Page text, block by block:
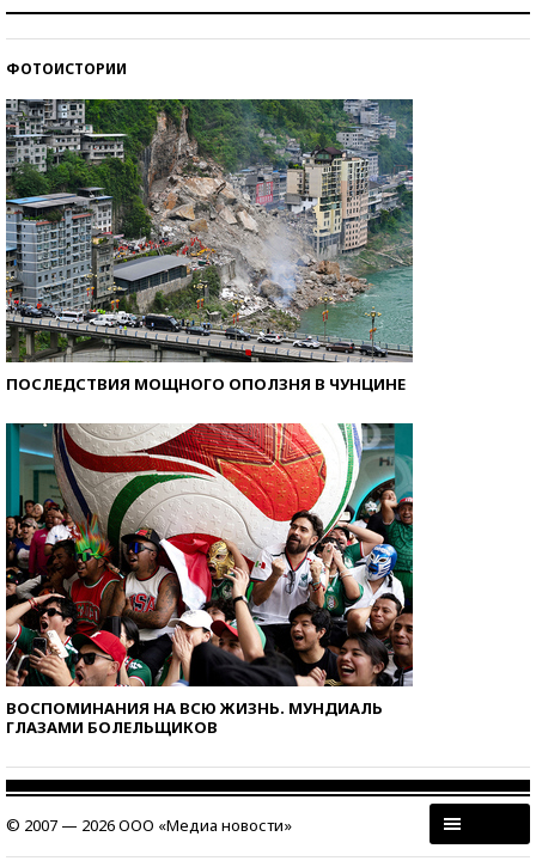
ФОТОИСТОРИИ
ПОСЛЕДСТВИЯ МОЩНОГО ОПОЛЗНЯ В ЧУНЦИНЕ
ВОСПОМИНАНИЯ НА ВСЮ ЖИЗНЬ. МУНДИАЛЬ
ГЛАЗАМИ БОЛЕЛЬЩИКОВ
© 2007 — 2026 ООО «Медиа новости»